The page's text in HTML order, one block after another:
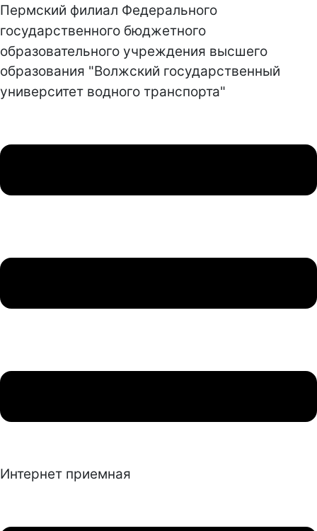
Пермский филиал Федерального
государственного бюджетного
образовательного учреждения высшего
образования "Волжский государственный
университет водного транспорта"
Интернет приемная